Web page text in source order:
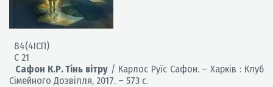
84(4ІСП)
С 21
Сафон К.Р. Тінь вітру / Карлос Руїс Сафон. – Харків : Клуб
Сімейного Дозвілля, 2017. – 573 с.